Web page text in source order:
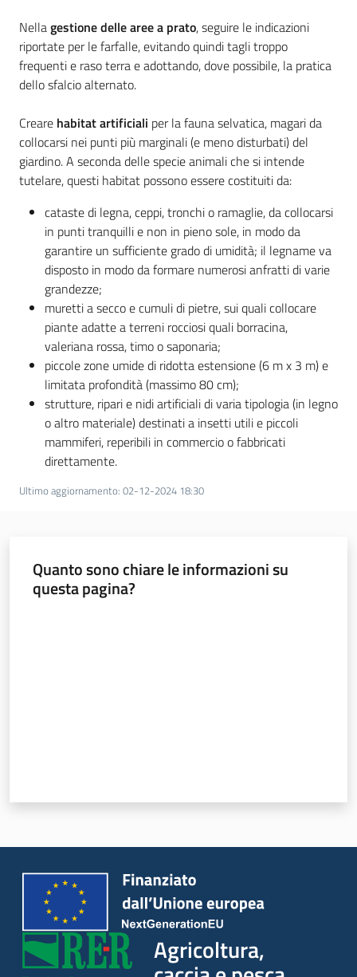
Agricoltura,
caccia e
pesca
Argomenti
Novità
Servizi
Leggi atti bandi
Piani programmi
progetti
Nellagestione delle aree a prato, seguire le indicazioni
riportate per le farfalle, evitando quindi tagli troppo
frequenti e raso terra e adottando, dove possibile, la pratica
dello sfalcio alternato.
Creare habitat artificiali per la fauna selvatica, magari da
collocarsi nei punti più marginali (e meno disturbati) del
giardino. A seconda delle specie animali che si intende
tutelare, questi habitat possono essere costituiti da:
cataste di legna, ceppi, tronchi o ramaglie, da collocarsi
in punti tranquilli e non in pieno sole, in modo da
garantire un sufficiente grado di umidità; il legname va
disposto in modo da formare numerosi anfratti di varie
grandezze;
muretti a secco e cumuli di pietre, sui quali collocare
piante adatte a terreni rocciosi quali borracina,
valeriana rossa, timo o saponaria;
piccole zone umide di ridotta estensione (6 m x 3 m) e
limitata profondità (massimo 80 cm);
strutture, ripari e nidi artificiali di varia tipologia (in legno
o altro materiale) destinati a insetti utili e piccoli
mammiferi, reperibili in commercio o fabbricati
direttamente.
Ultimo aggiornamento: 02-12-2024 18:30
Quanto sono chiare le informazioni su
questa pagina?
Agricoltura,